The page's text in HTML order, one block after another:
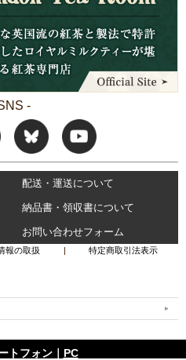
-
配送・運送について
納品書・領収書について
お問い合わせフォーム
報の取扱 | 特定商取引法表示
トフォン｜ PC